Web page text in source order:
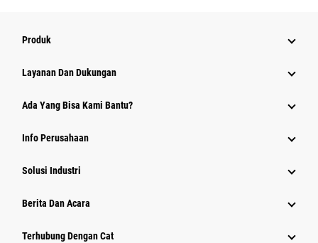
Produk
Layanan Dan Dukungan
Ada Yang Bisa Kami Bantu?
Info Perusahaan
Solusi Industri
Berita Dan Acara
Terhubung Dengan Cat